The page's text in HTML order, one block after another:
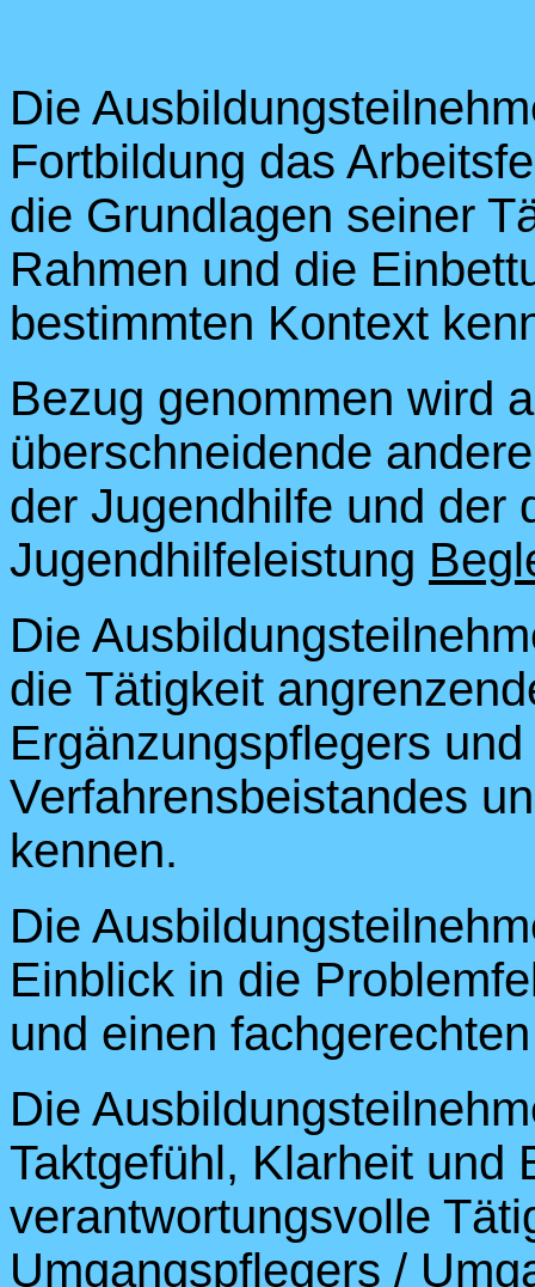
Die
Fortbildung das
die Grundlagen seiner
Rahmen und die
bestimmten Kontext
Bezug genommen wird
überschneidende
der Jugendhilfe und der
Jugendhilfeleistung
Die
die Tätigkeit
Ergänzungspflegers
Verfahrensbeistandes
kennen.
Die
Einblick in die
und einen
Die
Taktgefühl, Klarheit und
verantwortungsvolle
Umgangspflegers /